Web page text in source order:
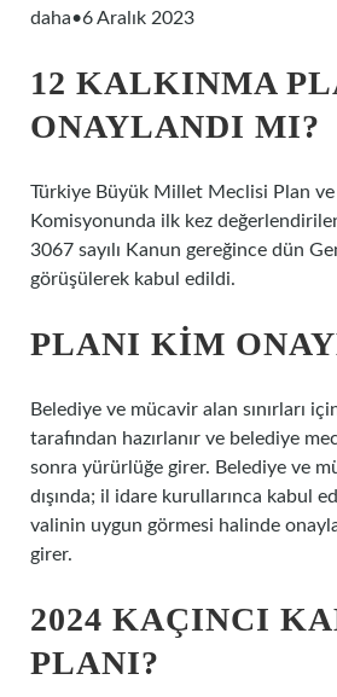
daha•6 Aralık 2023
12 KALKINMA
ONAYLANDI MI?
Türkiye Büyük Millet Meclisi Plan
Komisyonunda ilk kez
3067 sayılı Kanun gereğince dün
görüşülerek kabul edildi.
PLANI KIM
Belediye ve mücavir alan sınırları
tarafından hazırlanır ve belediye
sonra yürürlüğe girer. Belediye ve
dışında; il idare kurullarınca kabul
valinin uygun görmesi halinde
girer.
2024 KAÇINCI
PLANI?